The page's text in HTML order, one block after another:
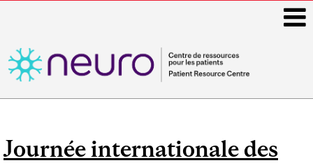
Journée internationale des